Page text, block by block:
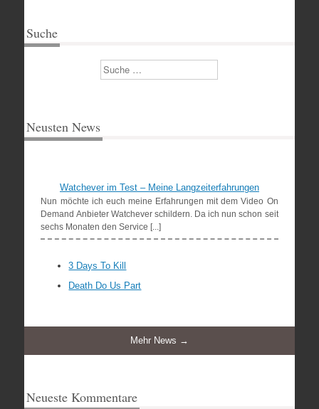
Suche
Suchen
Neusten News
Watchever im Test – Meine Langzeiterfahrungen
Nun möchte ich euch meine Erfahrungen mit dem Video On
Demand Anbieter Watchever schildern. Da ich nun schon seit
sechs Monaten den Service [...]
3 Days To Kill
Death Do Us Part
Mehr News →
Neueste Kommentare